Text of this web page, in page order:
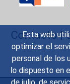
Esta web
optimizar el
personal de los
lo dispuesto en
Contacto|